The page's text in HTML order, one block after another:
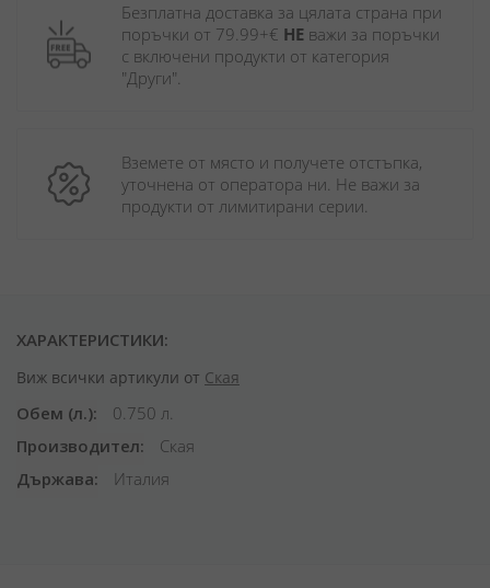
Безплатна доставка за цялата страна при
поръчки от 79.99+€ НЕ важи за поръчки
с включени продукти от категория
"Други".
Вземете от място и получете отстъпка,
уточнена от оператора ни. Не важи за
продукти от лимитирани серии.
ХАРАКТЕРИСТИКИ:
Виж всички артикули от Ская
Обем (л.)
0.750 л.
Производител
Ская
Държава
Италия